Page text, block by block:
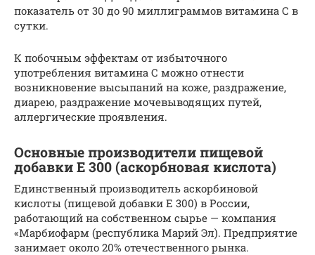
показатель от 30 до 90 миллиграммов витамина С в
сутки.
К побочным эффектам от избыточного
употребления витамина С можно отнести
возникновение высыпаний на коже, раздражение,
диарею, раздражение мочевыводящих путей,
аллергические проявления.
Основные производители пищевой
добавки Е 300 (аскорбновая кислота)
Единственный производитель аскорбиновой
кислоты (пищевой добавки Е 300) в России,
работающий на собственном сырье — компания
«Марбиофарм (республика Марий Эл). Предприятие
занимает около 20% отечественного рынка.